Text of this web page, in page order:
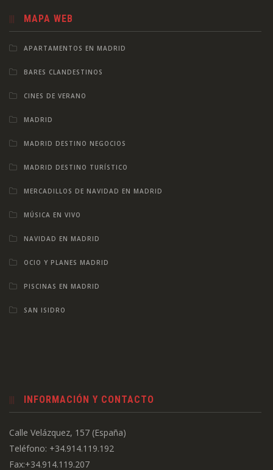
MAPA WEB
APARTAMENTOS EN MADRID
BARES CLANDESTINOS
CINES DE VERANO
MADRID
MADRID DESTINO NEGOCIOS
MADRID DESTINO TURÍSTICO
MERCADILLOS DE NAVIDAD EN MADRID
MÚSICA EN VIVO
NAVIDAD EN MADRID
OCIO Y PLANES MADRID
PISCINAS EN MADRID
SAN ISIDRO
INFORMACIÓN Y CONTACTO
Calle Velázquez, 157 (España)
Teléfono: +34.914.119.192
Fax:+34.914.119.207